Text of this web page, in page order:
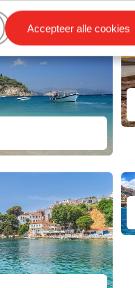
Accepteer alle cookies